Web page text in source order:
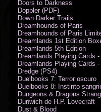
Doors to Darkness
Doppler (PDF)
Down Darker Trails
Dreamhounds of Paris
Dreamhounds of Paris
Dreamlands 1st Edition
Dreamlands 5th Edition
Dreamlands Playing Cards
Dreamlands Playing Cards
Dredge (PS4)
Duelbooks 7: Terror oscuro
Duelbooks 8: Instinto
Dungeons & Dragons
Dunwich de H.P. Lovecraft
Dust & Blood